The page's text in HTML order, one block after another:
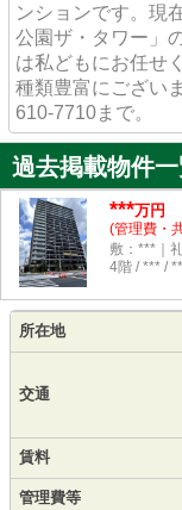
ンションです。現
公園ザ・タワー」
は私どもにお任せ
種類豊富にござい
610-7710まで。
過去掲載物件
***万円
(管理費・
敷：***｜
4階 / *** /
所在地
交通
賃料
管理費等